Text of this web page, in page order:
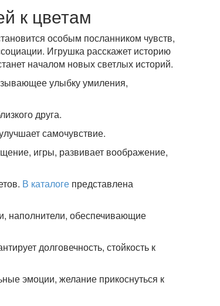
к цветам
особым посланником чувств,
Игрушка расскажет историю
началом новых светлых историй.
улыбку умиления,
друга.
самочувствие.
игры, развивает воображение,
В каталоге представлена
наполнители, обеспечивающие
долговечность, стойкость к
эмоции, желание прикоснуться к